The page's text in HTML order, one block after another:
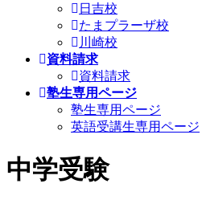
日吉校
たまプラーザ校
川崎校
資料請求
資料請求
塾生専用ページ
塾生専用ページ
英語受講生専用ページ
中学受験